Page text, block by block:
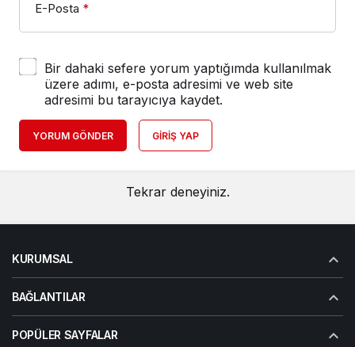
E-Posta *
Bir dahaki sefere yorum yaptığımda kullanılmak
üzere adımı, e-posta adresimi ve web site
adresimi bu tarayıcıya kaydet.
YORUM GÖNDER GIRIŞ YAP
Tekrar deneyiniz.
KURUMSAL
BAĞLANTILAR
POPÜLER SAYFALAR